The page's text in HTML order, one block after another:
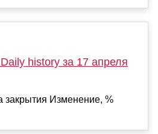
history за 17 апреля
закрытия Изменение, %